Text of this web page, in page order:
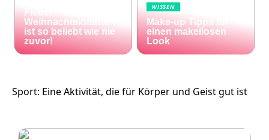
Fieber – die El Gordo
Weihnachtslotterie
ist so beliebt wie nie
zuvor!
WISSEN
Make-up Tipps für
einen makellosen
Look
Sport: Eine Aktivität, die für Körper und Geist gut ist